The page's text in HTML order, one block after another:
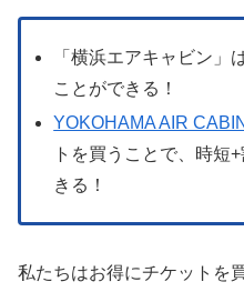
「横浜エアキャビン」
ことができる！
YOKOHAMA AIR
トを買うことで、時短
きる！
私たちはお得にチケットを